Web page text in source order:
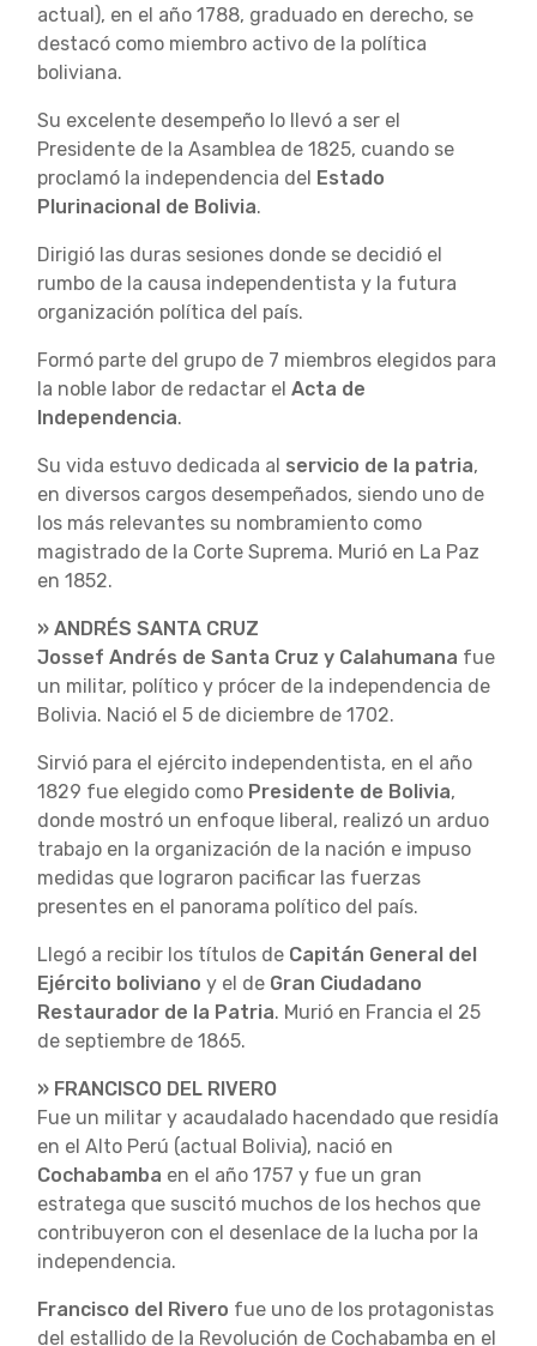
actual), en el año 1788, graduado en derecho, se
destacó como miembro activo de la política
boliviana.
Su excelente desempeño lo llevó a ser el
Presidente de la Asamblea de 1825, cuando se
proclamó la independencia del Estado
Plurinacional de Bolivia.
Dirigió las duras sesiones donde se decidió el
rumbo de la causa independentista y la futura
organización política del país.
Formó parte del grupo de 7 miembros elegidos para
la noble labor de redactar el Acta de
Independencia.
Su vida estuvo dedicada al servicio de la patria,
en diversos cargos desempeñados, siendo uno de
los más relevantes su nombramiento como
magistrado de la Corte Suprema. Murió en La Paz
en 1852.
» ANDRÉS SANTA CRUZ
Jossef Andrés de Santa Cruz y Calahumana fue
un militar, político y prócer de la independencia de
Bolivia. Nació el 5 de diciembre de 1702.
Sirvió para el ejército independentista, en el año
1829 fue elegido como Presidente de Bolivia,
donde mostró un enfoque liberal, realizó un arduo
trabajo en la organización de la nación e impuso
medidas que lograron pacificar las fuerzas
presentes en el panorama político del país.
Llegó a recibir los títulos de Capitán General del
Ejército boliviano y el de Gran Ciudadano
Restaurador de la Patria. Murió en Francia el 25
de septiembre de 1865.
» FRANCISCO DEL RIVERO
Fue un militar y acaudalado hacendado que residía
en el Alto Perú (actual Bolivia), nació en
Cochabamba en el año 1757 y fue un gran
estratega que suscitó muchos de los hechos que
contribuyeron con el desenlace de la lucha por la
independencia.
Francisco del Rivero fue uno de los protagonistas
del estallido de la Revolución de Cochabamba en el